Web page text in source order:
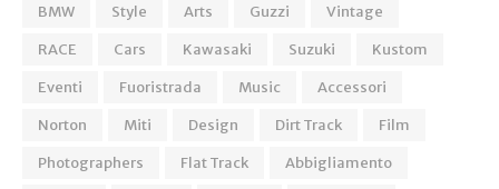
BMW
Style Arts Guzzi
Vintage
RACE
Cars Kawasaki Suzuki
Kustom
Eventi
Fuoristrada Music
Accessori
Norton
Miti Design Dirt Track
Film
Photographers
Flat Track
Abbigliamento